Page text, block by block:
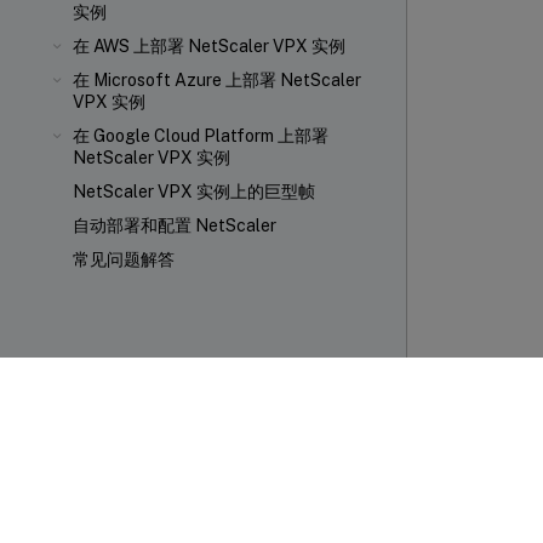
实例
在 AWS 上部署 NetScaler VPX 实例
在 Microsoft Azure 上部署 NetScaler
VPX 实例
在 Google Cloud Platform 上部署
NetScaler VPX 实例
NetScaler VPX 实例上的巨型帧
自动部署和配置 NetScaler
常见问题解答